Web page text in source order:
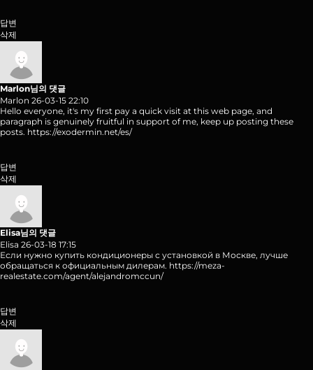
답변
삭제
Marlon님의 댓글
Marlon 26-03-15 22:10
Hello everyone, it's my first pay a quick visit at this web page, and
paragraph is genuinely fruitful in support of me, keep up posting these
posts. https://exodermin.net/es/
답변
삭제
Elisa님의 댓글
Elisa 26-03-18 17:15
Если нужно купить кондиционеры с установкой в Москве, лучше
обращаться к официальным дилерам. https://meza-
realestate.com/agent/alejandromccun/
답변
삭제